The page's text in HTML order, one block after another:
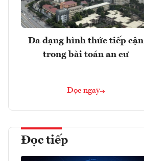
Đa dạng hình thức tiếp cận
trong bài toán an cư
Đọc ngay
Đọc tiếp